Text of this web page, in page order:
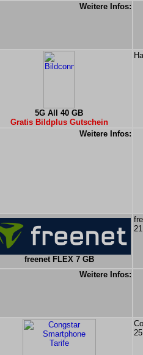
Weitere Infos:
5G All 40 GB
Gratis Bildplus Gutschein
Weitere Infos:
freenet FLEX 7 GB
Weitere Infos: